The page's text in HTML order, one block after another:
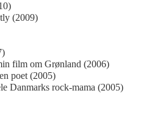
(2009)
film om Grønland (2006)
poet (2005)
Danmarks rock-mama (2005)